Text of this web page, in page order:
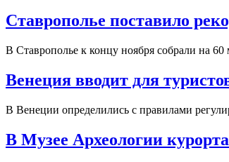
Ставрополье поставило
В Ставрополье к концу ноября собрали на
Венеция вводит для
В Венеции определились с правилами
В Музее Археологии